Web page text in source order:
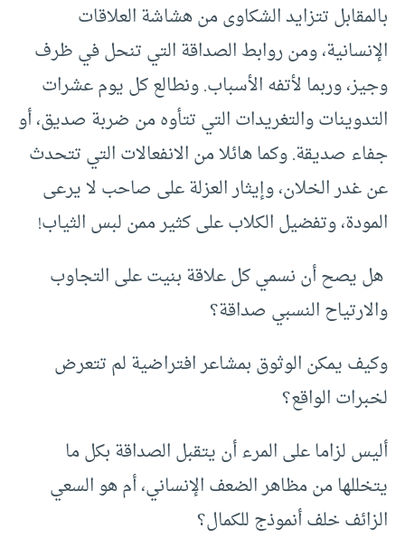
بالمقابل تتزايد الشكاوى من هشاشة العلاقات
الإنسانية، ومن روابط الصداقة التي تنحل في ظرف
وجيز، وربما لأتفه الأسباب. ونطالع كل يوم عشرات
التدوينات والتغريدات التي تتأوه من ضربة صديق، أو
جفاء صديقة. وكما هائلا من الانفعالات التي تتحدث
عن غدر الخلان، وإيثار العزلة على صاحب لا يرعى
المودة، وتفضيل الكلاب على كثير ممن لبس الثياب!
هل يصح أن نسمي كل علاقة بنيت على التجاوب
والارتياح النسبي صداقة؟
وكيف يمكن الوثوق بمشاعر افتراضية لم تتعرض
لخبرات الواقع؟
أليس لزاما على المرء أن يتقبل الصداقة بكل ما
يتخللها من مظاهر الضعف الإنساني، أم هو السعي
الزائف خلف أنموذج للكمال؟